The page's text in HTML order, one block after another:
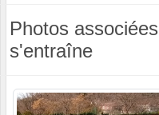
Photos
s'entraîne